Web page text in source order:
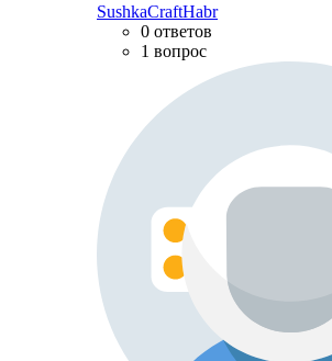
SushkaCraftHabr
0 ответов
1 вопрос